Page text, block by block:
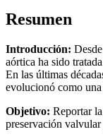
Resumen
Introducción:
aórtica ha sido
En las últimas
evolucionó como
Objetivo: Reportar
preservación